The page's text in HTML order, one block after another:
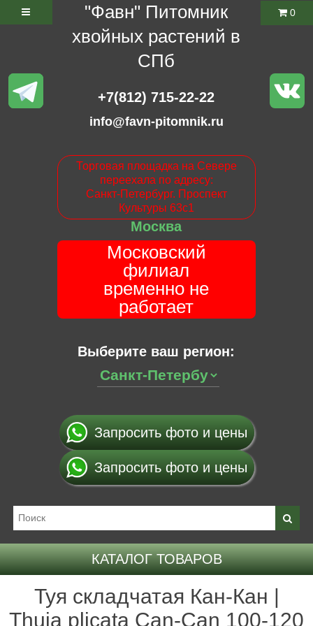
"Фавн" Питомник
хвойных растений в
СПб
+7(812) 715-22-22
info@favn-pitomnik.ru
Торговая площадка на Севере
переехала по адресу:
Санкт-Петербург. Проспект
Культуры 63с1
Москва
Московский
филиал
временно не
работает
Выберите ваш регион:
0
Запросить фото и цены
Запросить фото и цены
КАТАЛОГ ТОВАРОВ
Туя складчатая Кан-Кан |
Thuja plicata Can-Can 100-120